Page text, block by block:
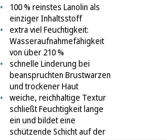
100 % reinstes Lanolin als
einziger Inhaltsstoff
extra viel Feuchtigkeit:
Wasseraufnahmefähigkeit
von über 210 %
schnelle Linderung bei
beanspruchten Brustwarzen
und trockener Haut
weiche, reichhaltige Textur
schließt Feuchtigkeit lange
ein und bildet eine
schützende Schicht auf der